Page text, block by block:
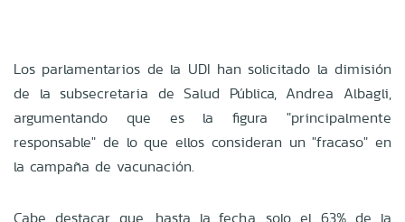
Los parlamentarios de la UDI han solicitado la dimisión
de la subsecretaria de Salud Pública, Andrea Albagli,
argumentando que es la figura "principalmente
responsable" de lo que ellos consideran un "fracaso" en
la campaña de vacunación.
Cabe destacar que, hasta la fecha, solo el 63% de la